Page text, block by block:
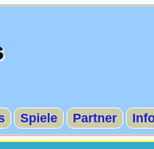
Spiele Partner